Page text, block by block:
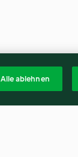
Alle ablehnen